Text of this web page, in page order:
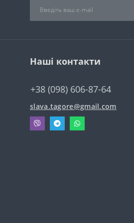
Наші контакти
+38 (098) 606-87-64
slava.tagore@gmail.com